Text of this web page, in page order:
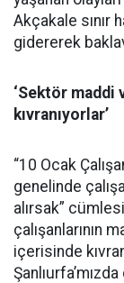
Akçakale sınır
gidererek
‘Sektör maddi
kıvranıyorlar’
“10 Ocak
genelinde
alırsak”
çalışanlarının
içerisinde